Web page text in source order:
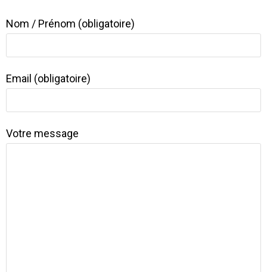
Nom / Prénom (obligatoire)
Email (obligatoire)
Votre message